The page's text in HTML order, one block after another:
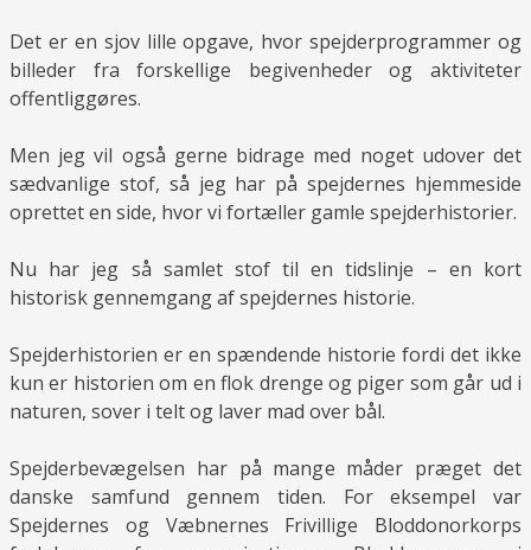
Det er en sjov lille opgave, hvor spejderprogrammer og
billeder fra forskellige begivenheder og aktiviteter
offentliggøres.
Men jeg vil også gerne bidrage med noget udover det
sædvanlige stof, så jeg har på spejdernes hjemmeside
oprettet en side, hvor vi fortæller gamle spejderhistorier.
Nu har jeg så samlet stof til en tidslinje – en kort
historisk gennemgang af spejdernes historie.
Spejderhistorien er en spændende historie fordi det ikke
kun er historien om en flok drenge og piger som går ud i
naturen, sover i telt og laver mad over bål.
Spejderbevægelsen har på mange måder præget det
danske samfund gennem tiden. For eksempel var
Spejdernes og Væbnernes Frivillige Bloddonorkorps